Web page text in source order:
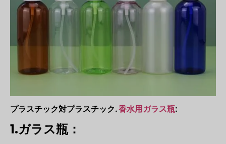
プラスチック対プラスチック.香水用ガラス瓶:
1.ガラス瓶：